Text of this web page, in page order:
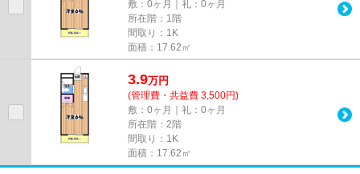
敷：0ヶ月｜礼：0ヶ月
所在階：1階
間取り：1K
面積：17.62㎡
3.9万円
(管理費・共益費 3,500円)
敷：0ヶ月｜礼：0ヶ月
所在階：2階
間取り：1K
面積：17.62㎡